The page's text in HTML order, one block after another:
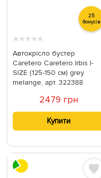
25
бонусів
★★★★★
Автокрісло бустер
Caretero Caretero Irbis I-
SIZE (125-150 см) grey
melange, арт. 322388
2479 грн
Купити